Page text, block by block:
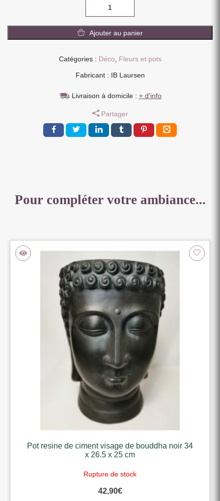
DE
CASSE
X
CM
Ajouter au panier
Catégories : Déco Fleurs et pots
Fabricant : IB Laursen
Livraison à domicile : + d'info
Partager
Pour compléter votre ambiance...
Pot resine de ciment visage de bouddha noir 34
x 26.5 x 25 cm
Rupture de stock
42,90€